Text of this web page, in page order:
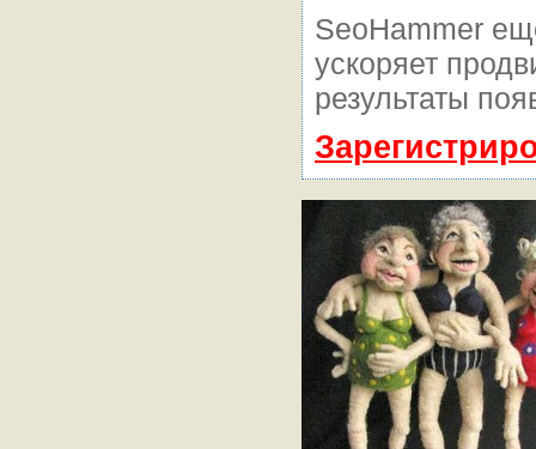
SeoHammer
ускоряет
результаты